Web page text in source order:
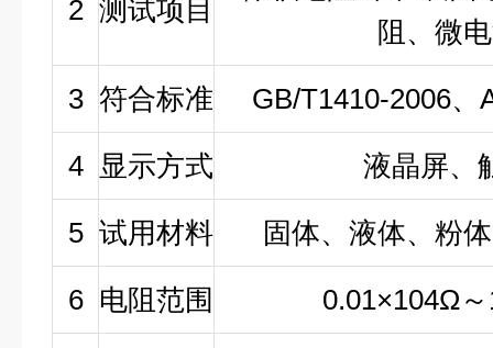
2 测试项目
阻、微
3 符合标准 GB/T1410-2006、
4 显示方式 液晶屏、
5 试用材料 固体、液体、粉
6 电阻范围 0.01×104Ω～